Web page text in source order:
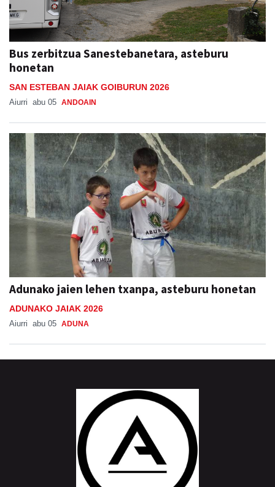
Bus zerbitzua Sanestebanetara, asteburu
honetan
SAN ESTEBAN JAIAK GOIBURUN 2026
Aiurri abu 05 ANDOAIN
Adunako jaien lehen txanpa, asteburu honetan
ADUNAKO JAIAK 2026
Aiurri abu 05 ADUNA